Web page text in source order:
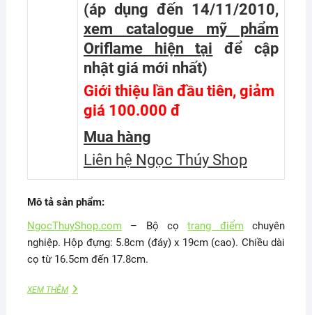
(áp dụng đến 14/11/2010,
xem catalogue mỹ phẩm
Oriflame hiện tại
để cập
nhật giá mới nhất)
Giới thiệu lần đầu tiên, giảm
giá 100.000 đ
Mua hàng
Liên hệ Ngọc Thúy Shop
Mô tả sản phẩm:
NgocThuyShop.com– Bộ cọtrang điểmchuyên
nghiệp. Hộp đựng: 5.8cm (đáy) x 19cm (cao). Chiều dài
cọ từ 16.5cm đến 17.8cm.
XEM THÊM